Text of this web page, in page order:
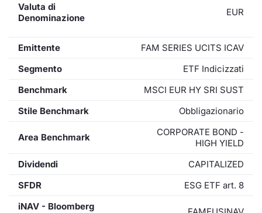
Valuta di
Denominazione
EUR
Emittente
FAM SERIES UCITS ICAV
Segmento
ETF Indicizzati
Benchmark
MSCI EUR HY SRI SUST
Stile Benchmark
Obbligazionario
Area Benchmark
CORPORATE BOND -
HIGH YIELD
Dividendi
CAPITALIZED
SFDR
ESG ETF art. 8
iNAV - Bloomberg